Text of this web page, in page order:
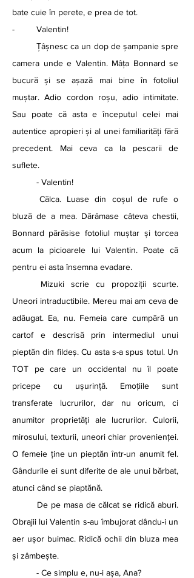
bate cuie în perete, e prea de tot.
-	Valentin!
	Țâșnesc ca un dop de șampanie spre
camera unde e Valentin. Mâța Bonnard se
bucură și se așază mai bine în fotoliul
muștar. Adio cordon roșu, adio intimitate.
Sau poate că asta e începutul celei mai
autentice apropieri și al unei familiarități fără
precedent. Mai ceva ca la pescarii de
suflete.
	- Valentin!
	Călca. Luase din coșul de rufe o
bluză de a mea. Dărâmase câteva chestii,
Bonnard părăsise fotoliul muștar și torcea
acum la picioarele lui Valentin. Poate că
pentru ei asta însemna evadare.
Uneori intraductibile. Mereu mai am ceva de
adăugat. Ea, nu. Femeia care cumpără un
cartof e descrisă prin intermediul unui
pieptăn din fildeș. Cu asta s-a spus totul. Un
TOT pe care un occidental nu îl poate
pricepe cu ușurință. Emoțiile sunt
transferate lucrurilor, dar nu oricum, ci
anumitor proprietăți ale lucrurilor. Culorii,
mirosului, texturii, uneori chiar provenienței.
O femeie ține un pieptăn într-un anumit fel.
Gândurile ei sunt diferite de ale unui bărbat,
atunci când se piaptănă.
Obrajii lui Valentin s-au îmbujorat dându-i un
aer ușor buimac. Ridică ochii din bluza mea
și zâmbește.
	- Ce simplu e, nu-i așa, Ana?